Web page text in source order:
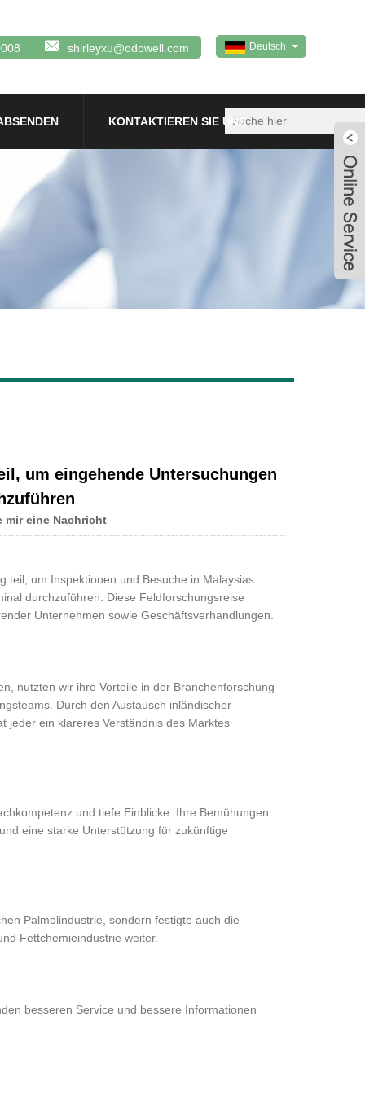
Deutsch
shirleyxu@odowell.com
KONTAKTIEREN SIE UNS
um eingehende Untersuchungen
mir eine Nachricht
teil, um Inspektionen und Besuche in Malaysias
durchzuführen. Diese Feldforschungsreise
Unternehmen sowie Geschäftsverhandlungen.
nutzten wir ihre Vorteile in der Branchenforschung
Durch den Austausch inländischer
jeder ein klareres Verständnis des Marktes
und tiefe Einblicke. Ihre Bemühungen
eine starke Unterstützung für zukünftige
Palmölindustrie, sondern festigte auch die
Fettchemieindustrie weiter.
besseren Service und bessere Informationen